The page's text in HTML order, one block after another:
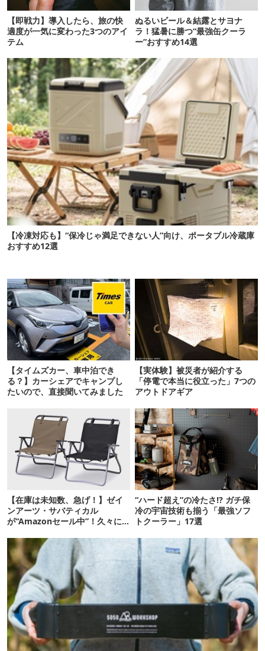
【即戦力】導入したら、旅の快
適度が一気に変わった3つのアイ
テム
ぬるいビール＆結露とサヨナ
ラ！猛暑に勝つ“最強缶クーラ
ー”おすすめ14選
【冷凍対応も】“保冷じゃ満足できない人”向け、ポータブル冷蔵庫
おすすめ12選
【タイムズカー、車中泊でき
る？】カーシェアでキャンプし
たいので、直接聞いてみました
【実体験】被災者が紹介する
「停電で本当に役立った」7つの
アウトドアギア
【在庫は未知数、急げ！】ゼイ
ンアーツ・サバティカル
が“Amazonセール中”！久々に
“ハード超え”の冷たさ!? ガチ保
冷の宇宙技術も揃う「最強ソフ
トクーラー」17選